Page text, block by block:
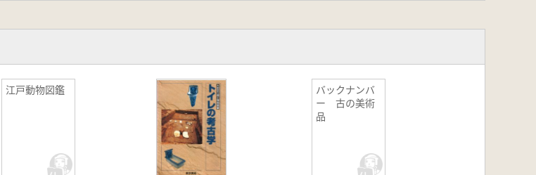
江戸動物図鑑
バックナンバ
ー 古の美術
品